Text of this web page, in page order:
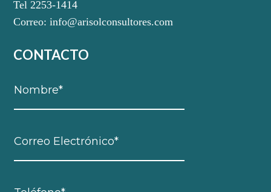
Tel 2253-1414
Correo:info@arisolconsultores.com
CONTACTO